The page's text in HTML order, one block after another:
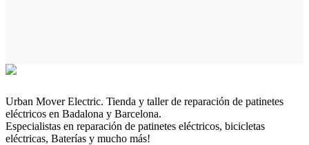
Urban Mover Electric. Tienda y taller de reparación de patinetes
eléctricos en Badalona y Barcelona.
Especialistas en reparación de patinetes eléctricos, bicicletas
eléctricas, Baterías y mucho más!